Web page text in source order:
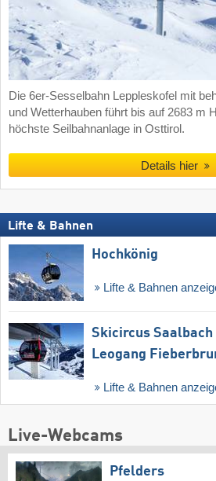
Die 6er-Sesselbahn Leppleskofel mit
und Wetterhauben führt bis auf 2683 m
höchste Seilbahnanlage in Osttirol.
Details hier
Lifte & Bahnen
Hochkönig
Lifte & Bahnen
Skicircus
Leogang
Lifte & Bahnen
Live-Webcams
Pfelders